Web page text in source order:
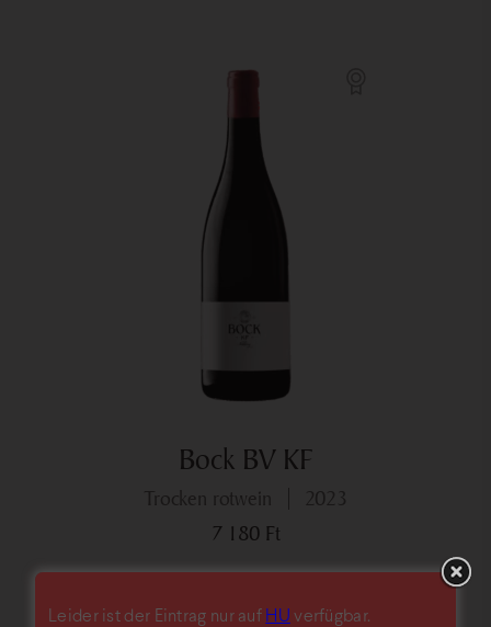
Bock BV KF
trocken rotwein
2023
7 180Ft
Leider ist der Eintrag nur auf HU verfügbar.